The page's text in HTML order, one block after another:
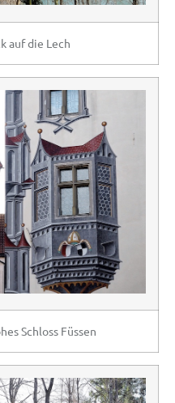
auf die Lech
Schloss Füssen